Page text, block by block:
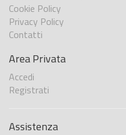
Cookie Policy
Privacy Policy
Contatti
Area Privata
Accedi
Registrati
Assistenza